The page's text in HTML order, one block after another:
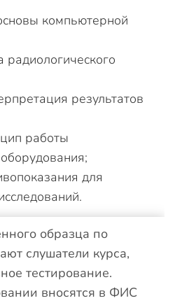
компьютерной
радиологического
результатов
работы
для
образца по
слушатели курса,
тестирование.
вносятся в ФИС